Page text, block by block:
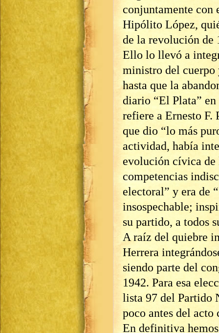
conjuntamente con
Hipólito López,
de la revolución de
Ello lo llevó a
ministro del cuerpo
hasta que la
diario “El Plata”
refiere a Ernesto F.
que dio “lo más
actividad, había
evolución cívica de
competencias
electoral” y era de
insospechable;
su partido, a todos
A raíz del quiebre
Herrera
siendo parte del
1942. Para esa
lista 97 del Partido
poco antes del
En definitiva